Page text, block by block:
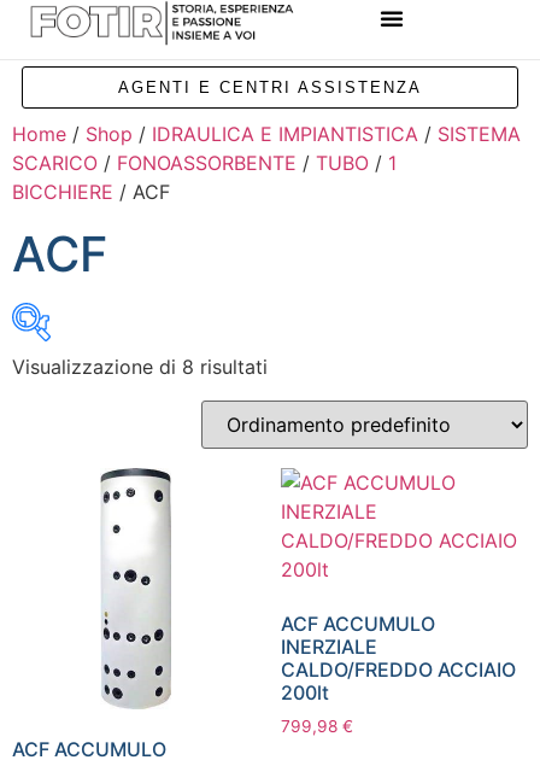
AGENTI E CENTRI ASSISTENZA
Home / Shop / IDRAULICA E IMPIANTISTICA / SISTEMA
SCARICO / FONOASSORBENTE / TUBO / 1
BICCHIERE / ACF
ACF
Inizia a digitare per attivare la ricerca
Visualizzazione di 8 risultati
ACF ACCUMULO
ACF ACCUMULO
INERZIALE
CALDO/FREDDO ACCIAIO
200lt
799,98 €